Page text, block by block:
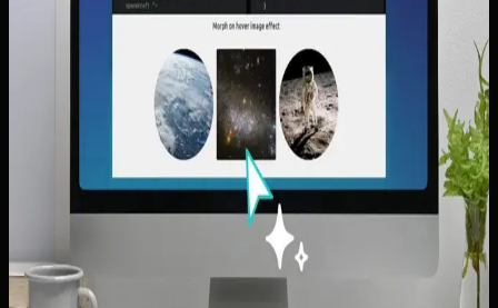
Panduan menyusun website perolehan prospek untuk jasa
lokal agar headline, CTA, dan halaman pendukung benar-
benar memicu calon klien bertanya.
Website Multi-Cabang dan Area Layanan: Cara
Menjelaskan Cakupan Kota Tanpa Membuat
Panduan menjelaskan area layanan dan cakupan kota di
website bisnis tanpa membuat homepage kabur, terlalu